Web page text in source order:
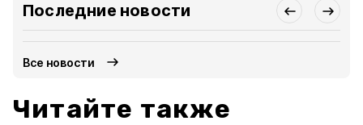
Последние новости
Все новости
Читайте также